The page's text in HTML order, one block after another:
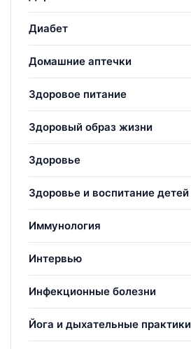
Диабет
Домашние аптечки
Здоровое питание
Здоровый образ жизни
Здоровье
Здоровье и воспитание детей
Иммунология
Интервью
Инфекционные болезни
Йога и дыхательные практики